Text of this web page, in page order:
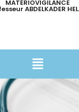
MATÉRIOVIGILANCE
ABDELKADER